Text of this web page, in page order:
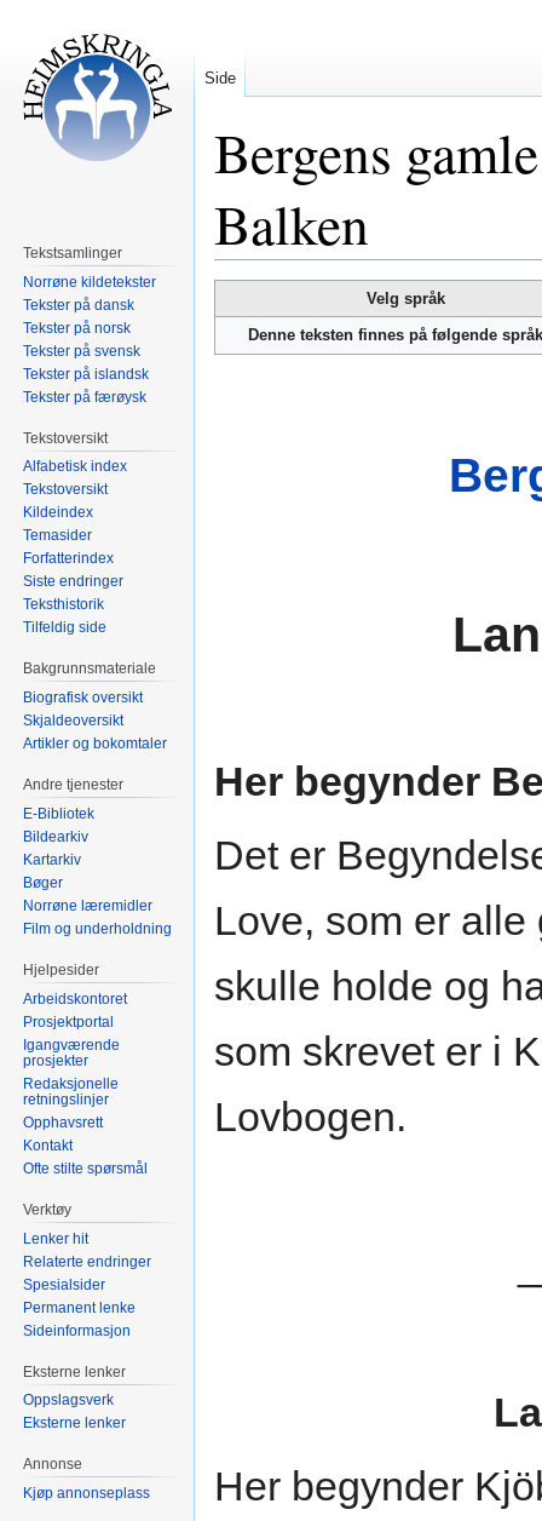
Bergens
Balken
til
navigering
til
Velg språk
Denne teksten finnes på følgende
Her begynder
Det er
Love, som er
skulle holde og
som skrevet er i
Lovbogen.
Her begynder
Side
Tekstsamlinger
Norrøne kildetekster
Tekster på dansk
Tekster på norsk
Tekster på svensk
Tekster på islandsk
Tekster på færøysk
Tekstoversikt
Alfabetisk index
Tekstoversikt
Kildeindex
Temasider
Forfatterindex
Siste endringer
Teksthistorik
Tilfeldig side
Bakgrunnsmateriale
Biografisk oversikt
Skjaldeoversikt
Artikler og bokomtaler
Andre tjenester
E-Bibliotek
Bildearkiv
Kartarkiv
Bøger
Norrøne læremidler
Film og underholdning
Hjelpesider
Arbeidskontoret
Prosjektportal
Igangværende
prosjekter
Redaksjonelle
retningslinjer
Opphavsrett
Kontakt
Ofte stilte spørsmål
Verktøy
Lenker hit
Relaterte endringer
Spesialsider
Permanent lenke
Sideinformasjon
Eksterne lenker
Oppslagsverk
Eksterne lenker
Annonse
Kjøp annonseplass